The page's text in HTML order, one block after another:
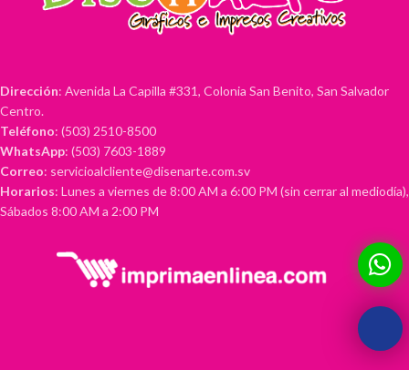
Dirección: Avenida La Capilla #331, Colonia San Benito, San Salvador
Centro.
Teléfono: (503) 2510-8500
WhatsApp: (503) 7603-1889
Correo: servicioalcliente@disenarte.com.sv
Horarios: Lunes a viernes de 8:00 AM a 6:00 PM (sin cerrar al mediodía),
Sábados 8:00 AM a 2:00 PM